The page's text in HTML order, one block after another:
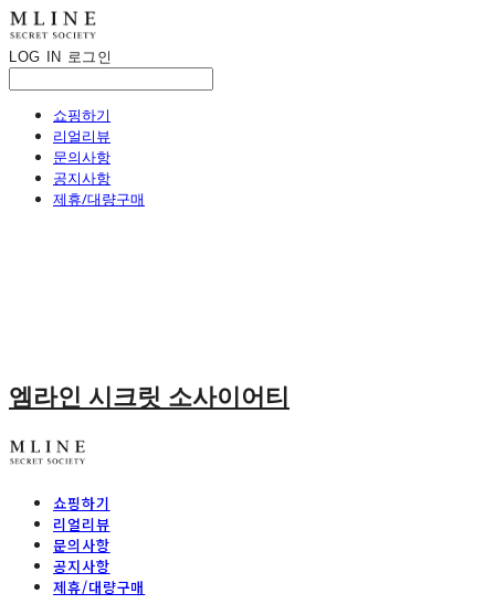
LOG IN 로그인
쇼핑하기
리얼리뷰
문의사항
공지사항
제휴/대량구매
엠라인 시크릿 소사이어티
쇼핑하기
리얼리뷰
문의사항
공지사항
제휴/대량구매